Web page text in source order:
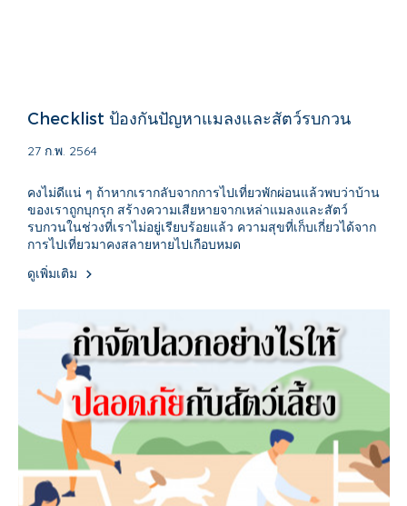
Checklist ป้องกันปัญหาแมลงและสัตว์รบกวน
27 ก.พ. 2564
คงไม่ดีแน่ ๆ ถ้าหากเรากลับจากการไปเที่ยวพักผ่อนแล้วพบว่าบ้าน
ของเราถูกบุกรุก สร้างความเสียหายจากเหล่าแมลงและสัตว์
รบกวนในช่วงที่เราไม่อยู่เรียบร้อยแล้ว ความสุขที่เก็บเกี่ยวได้จาก
การไปเที่ยวมาคงสลายหายไปเกือบหมด
ดูเพิ่มเติม